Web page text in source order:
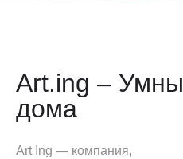
Art Ing — компания,
Art.ing –
дома